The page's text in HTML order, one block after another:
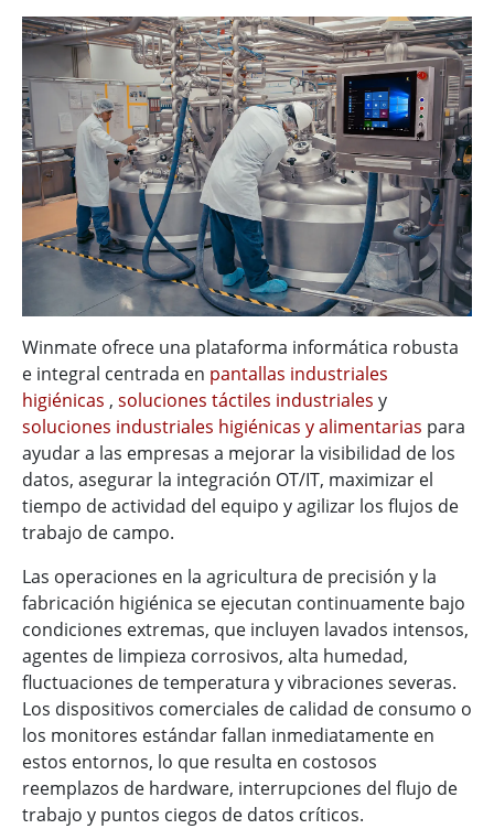
Winmate ofrece una plataforma informática robusta
e integral centrada en pantallas industriales
higiénicas , soluciones táctiles industriales y
soluciones industriales higiénicas y alimentarias para
ayudar a las empresas a mejorar la visibilidad de los
datos, asegurar la integración OT/IT, maximizar el
tiempo de actividad del equipo y agilizar los flujos de
trabajo de campo.
Las operaciones en la agricultura de precisión y la
fabricación higiénica se ejecutan continuamente bajo
condiciones extremas, que incluyen lavados intensos,
agentes de limpieza corrosivos, alta humedad,
fluctuaciones de temperatura y vibraciones severas.
Los dispositivos comerciales de calidad de consumo o
los monitores estándar fallan inmediatamente en
estos entornos, lo que resulta en costosos
reemplazos de hardware, interrupciones del flujo de
trabajo y puntos ciegos de datos críticos.